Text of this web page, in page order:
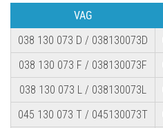
VAG
038 130 073 D / 038130073D
038 130 073 F / 038130073F
038 130 073 L / 038130073L
045 130 073 T / 045130073T